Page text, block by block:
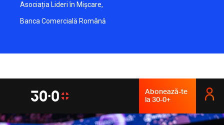
Asociația Lideri în Mișcare,
Banca Comercială Română
Abonează-te
la 30-0+